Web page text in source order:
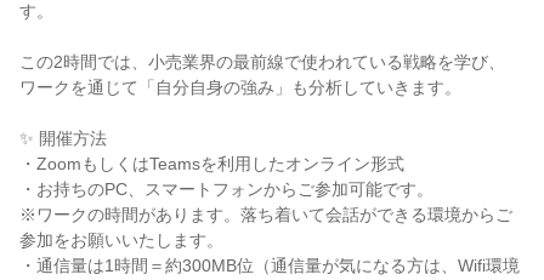
す。
この2時間では、小売業界の最前線で使われている戦略を学び、
ワークを通じて「自分自身の強み」も分析していきます。
✨ 開催方法
・ZoomもしくはTeamsを利用したオンライン形式
・お持ちのPC、スマートフォンからご参加可能です。
※ワークの時間があります。落ち着いて会話ができる環境からご
参加をお願いいたします。
・通信量は1時間＝約300MB位（通信量が気になる方は、Wifi環境